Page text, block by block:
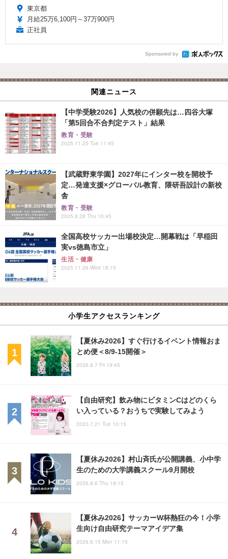
東京都
月給25万6,100円～37万900円
正社員
Sponsored by
関連ニュース
【中学受験2026】人気校の併願先は…四谷大塚
「第5回合不合判定テスト」結果
教育・受験
2025.11.25 Tue 11:45
【武蔵野東学園】2027年にインター校を開校予
定…発達支援×グローバル教育、隈研吾設計の新校
舎
教育・受験
2025.8.28 Thu 10:45
全国高校サッカー出場校決定…開幕戦は「早稲田
実vs徳島市立」
生活・健康
2025.11.26 Wed 18:15
小学生アクセスランキング
【夏休み2026】すぐ行けるイベント情報おま
とめ便＜8/9-15開催＞
2026.8.7 Fri 19:45
【自由研究】飲み物にビタミンCはどのくら
い入っている？おうちで実験してみよう
2020.7.21 Tue 10:15
【夏休み2026】村山斉氏が公開講義、小中学
生のための大学講義スクール9月開校
2026.8.6 Thu 19:15
【夏休み2026】サッカーW杯熱狂の今！小学
生向け自由研究テーマアイデア集
2026.6.15 Mon 11:15